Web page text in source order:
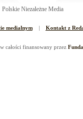
Polskie Niezależne Media
medialnym| Kontakt z
całości finansowany przez